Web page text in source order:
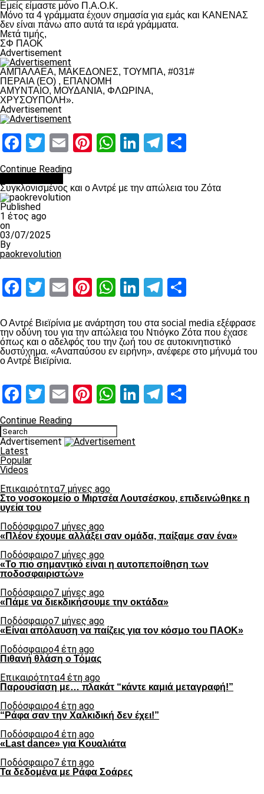
Εμείς είμαστε μόνο Π.Α.Ο.Κ.
Μόνο τα 4 γράμματα έχουν σημασία για εμάς και ΚΑΝΕΝΑΣ
δεν είναι πάνω απο αυτά τα ιερά γράμματα.
Μετά τιμής,
ΣΦ ΠΑΟΚ
Advertisement
ΑΜΠΑΛΑΕΑ, ΜΑΚΕΔΟΝΕΣ, ΤΟΥΜΠΑ, #031#
ΠΕΡΑΙΑ (ΕΟ) , ΕΠΑΝΟΜΗ
ΑΜΥΝΤΑΙΟ, ΜΟΥΔΑΝΙΑ, ΦΛΩΡΙΝΑ,
ΧΡΥΣΟΥΠΟΛΗ».
Advertisement
Facebook
Twitter
EmailPinterest
WhatsApp
LinkedIn
Telegram
Continue Reading
Συγκλονισμένος και ο Αντρέ με την απώλεια του Ζότα
Published
1 έτος ago
on
03/07/2025
By
paokrevolution
Facebook
Twitter
EmailPinterest
WhatsApp
LinkedIn
Telegram
Ο Αντρέ Βιεϊρίνια με ανάρτηση του στα social media εξέφρασε
την οδύνη του για την απώλεια του Ντιόγκο Ζότα που έχασε
όπως και ο αδελφός του την ζωή του σε αυτοκινητιστικό
δυστύχημα. «Αναπαύσου εν ειρήνη», ανέφερε στο μήνυμά του
ο Αντρέ Βιεϊρίνια.
Facebook
Twitter
EmailPinterest
WhatsApp
LinkedIn
Telegram
Continue Reading
Advertisement
Latest
Popular
Videos
Επικαιρότητα7 μήνες ago
Στο νοσοκομείο ο Μιρτσέα Λουτσέσκου, επιδεινώθηκε η
υγεία του
Ποδόσφαιρο7 μήνες ago
«Πλέον έχουμε αλλάξει σαν ομάδα, παίξαμε σαν ένα»
Ποδόσφαιρο7 μήνες ago
«Το πιο σημαντικό είναι η αυτοπεποίθηση των
ποδοσφαιριστών»
Ποδόσφαιρο7 μήνες ago
«Πάμε να διεκδικήσουμε την οκτάδα»
Ποδόσφαιρο7 μήνες ago
«Είναι απόλαυση να παίζεις για τον κόσμο του ΠΑΟΚ»
Ποδόσφαιρο4 έτη ago
Πιθανή θλάση ο Τόμας
Επικαιρότητα4 έτη ago
Παρουσίαση με… πλακάτ “κάντε καμιά μεταγραφή!”
Ποδόσφαιρο4 έτη ago
“Ράφα σαν την Χαλκιδική δεν έχει!”
Ποδόσφαιρο4 έτη ago
«Last dance» για Κουαλιάτα
Ποδόσφαιρο7 έτη ago
Τα δεδομένα με Ράφα Σοάρες